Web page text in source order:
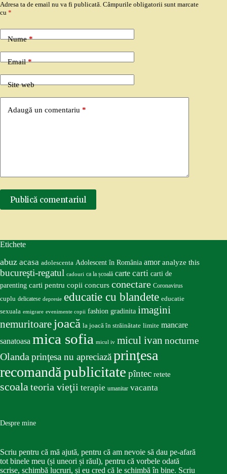
Adresa ta de email nu va fi publicată. Câmpurile obligatorii sunt marcate
cu *
Nume*
Email*
Site web
Adaugă un comentariu *
Publică comentariul
Etichete
abuz acasa adolescenta Adolescent în România amor analyze this
bucureşti-regatul cadouri ca la școală carte carti carti de
parenting carti pentru copii concurs conectare Coronavirus
cuplu delicatese depresie educatie cu blandete educatie
sexuala emigrare evenimente copii fashion gradinita imagini
nemuritoare joacă la joacă în străinătate limite mancare
sanatoasa mica sofia micul iv micul ivan nocturne
Olandaprinţesa nu apreciazăprinţesa
recomandăpublicitate pîntec retete
scoalateoria vieţii terapie umanitar vacanta
Despre mine
Scriu pentru că mă ajută, pentru că am nevoie să dau pe-afară
tot binele meu (și uneori și răul), pentru că vorbele odată
scrise, schimbă lucruri, și eu cred că le schimbă în bine. Scriu